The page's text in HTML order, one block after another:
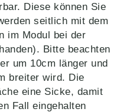
Diese können Sie
seitlich mit dem
im Modul bei der
Bitte beachten
um 10cm länger und
breiter wird. Die
eine Sicke, damit
Fall eingehalten